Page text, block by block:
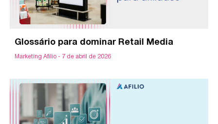
Glossário para dominar Retail Media
Marketing Afilio 7 de abril de 2026